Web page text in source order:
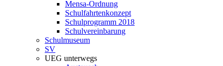
Mensa-Ordnung
Schulfahrtenkonzept
Schulprogramm 2018
Schulvereinbarung
Schulmuseum
SV
UEG unterwegs